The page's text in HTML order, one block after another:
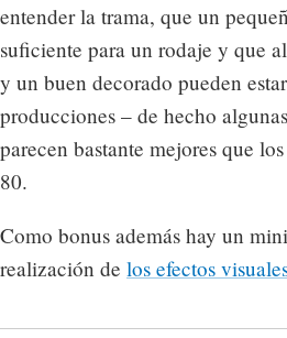
entender la trama, que un
suficiente para un rodaje y que
y un buen decorado pueden
producciones – de hecho
parecen bastante mejores que
80.
Como bonus además hay un
realización de los efectos